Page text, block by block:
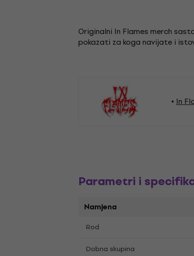
Originalni In Flames merch
pokazati za koga navijate i
In
Parametri i
Namjena
Rod
Dobna skupina